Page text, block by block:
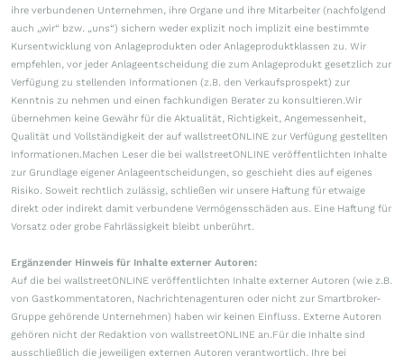
ihre verbundenen Unternehmen, ihre Organe und ihre Mitarbeiter (nachfolgend
auch „wir“ bzw. „uns“) sichern weder explizit noch implizit eine bestimmte
Kursentwicklung von Anlageprodukten oder Anlageproduktklassen zu. Wir
empfehlen, vor jeder Anlageentscheidung die zum Anlageprodukt gesetzlich zur
Verfügung zu stellenden Informationen (z.B. den Verkaufsprospekt) zur
Kenntnis zu nehmen und einen fachkundigen Berater zu konsultieren.Wir
übernehmen keine Gewähr für die Aktualität, Richtigkeit, Angemessenheit,
Qualität und Vollständigkeit der auf wallstreetONLINE zur Verfügung gestellten
Informationen.Machen Leser die bei wallstreetONLINE veröffentlichten Inhalte
zur Grundlage eigener Anlageentscheidungen, so geschieht dies auf eigenes
Risiko. Soweit rechtlich zulässig, schließen wir unsere Haftung für etwaige
direkt oder indirekt damit verbundene Vermögensschäden aus. Eine Haftung für
Vorsatz oder grobe Fahrlässigkeit bleibt unberührt.
Ergänzender Hinweis für Inhalte externer Autoren:
Auf die bei wallstreetONLINE veröffentlichten Inhalte externer Autoren (wie z.B.
von Gastkommentatoren, Nachrichtenagenturen oder nicht zur Smartbroker-
Gruppe gehörende Unternehmen) haben wir keinen Einfluss. Externe Autoren
gehören nicht der Redaktion von wallstreetONLINE an.Für die Inhalte sind
ausschließlich die jeweiligen externen Autoren verantwortlich. Ihre bei